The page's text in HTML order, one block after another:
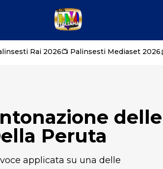
Rai 2026📺 Palinsesti Mediaset 2026
delle
Peruta
applicata su una delle